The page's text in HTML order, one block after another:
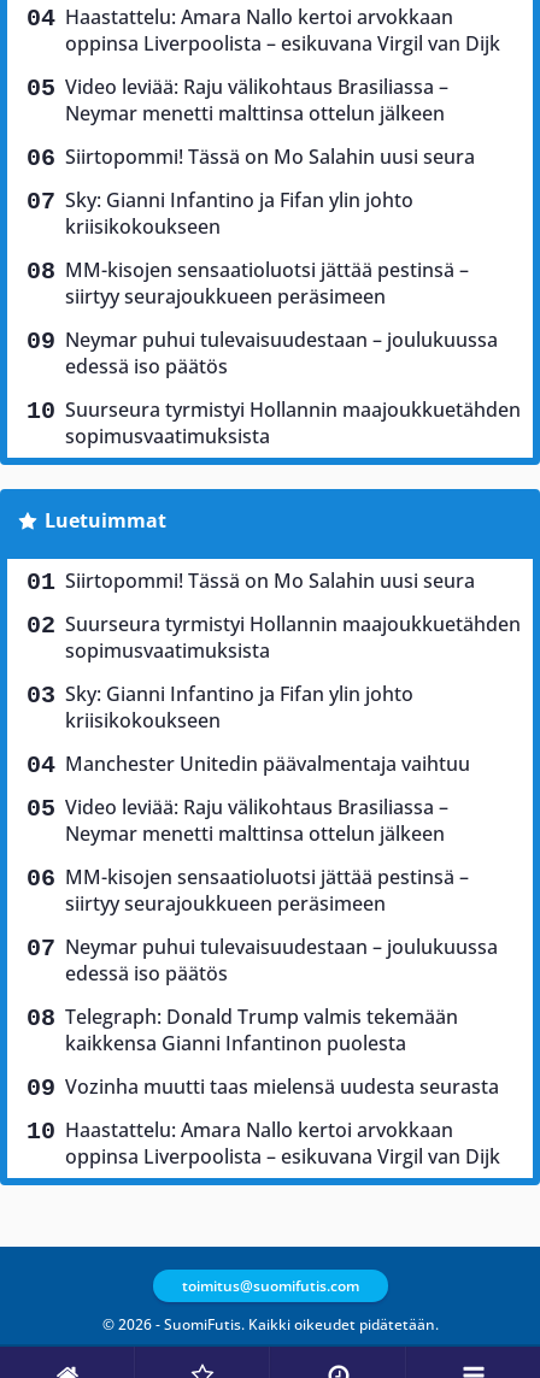
Haastattelu: Amara Nallo kertoi arvokkaan
oppinsa Liverpoolista – esikuvana Virgil van Dijk
Video leviää: Raju välikohtaus Brasiliassa –
Neymar menetti malttinsa ottelun jälkeen
Siirtopommi! Tässä on Mo Salahin uusi seura
Sky: Gianni Infantino ja Fifan ylin johto
kriisikokoukseen
MM-kisojen sensaatioluotsi jättää pestinsä –
siirtyy seurajoukkueen peräsimeen
Neymar puhui tulevaisuudestaan – joulukuussa
edessä iso päätös
Suurseura tyrmistyi Hollannin maajoukkuetähden
sopimusvaatimuksista
Luetuimmat
Siirtopommi! Tässä on Mo Salahin uusi seura
Suurseura tyrmistyi Hollannin maajoukkuetähden
sopimusvaatimuksista
Sky: Gianni Infantino ja Fifan ylin johto
kriisikokoukseen
Manchester Unitedin päävalmentaja vaihtuu
Video leviää: Raju välikohtaus Brasiliassa –
Neymar menetti malttinsa ottelun jälkeen
MM-kisojen sensaatioluotsi jättää pestinsä –
siirtyy seurajoukkueen peräsimeen
Neymar puhui tulevaisuudestaan – joulukuussa
edessä iso päätös
Telegraph: Donald Trump valmis tekemään
kaikkensa Gianni Infantinon puolesta
Vozinha muutti taas mielensä uudesta seurasta
Haastattelu: Amara Nallo kertoi arvokkaan
oppinsa Liverpoolista – esikuvana Virgil van Dijk
© 2026 - SuomiFutis. Kaikki oikeudet pidätetään.
toimitus@suomifutis.com